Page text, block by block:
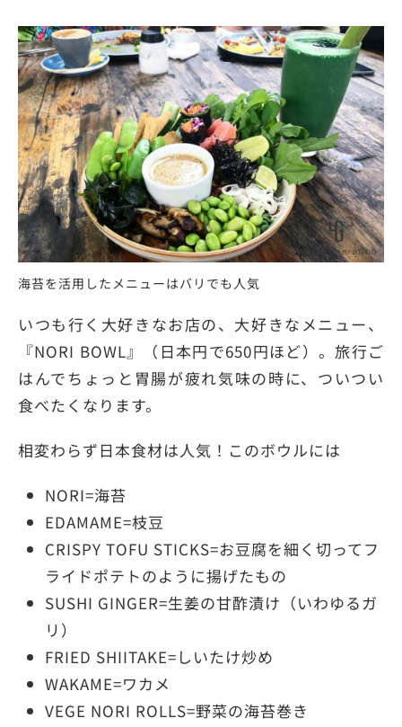
海苔を活用したメニューはバリでも人気
いつも行く大好きなお店の、大好きなメニュー、
『NORI BOWL』（日本円で650円ほど）。旅行ご
はんでちょっと胃腸が疲れ気味の時に、ついつい
食べたくなります。
相変わらず日本食材は人気！このボウルには
NORI=海苔
EDAMAME=枝豆
CRISPY TOFU STICKS=お豆腐を細く切ってフ
ライドポテトのように揚げたもの
SUSHI GINGER=生姜の甘酢漬け（いわゆるガ
リ）
FRIED SHIITAKE=しいたけ炒め
WAKAME=ワカメ
VEGE NORI ROLLS=野菜の海苔巻き